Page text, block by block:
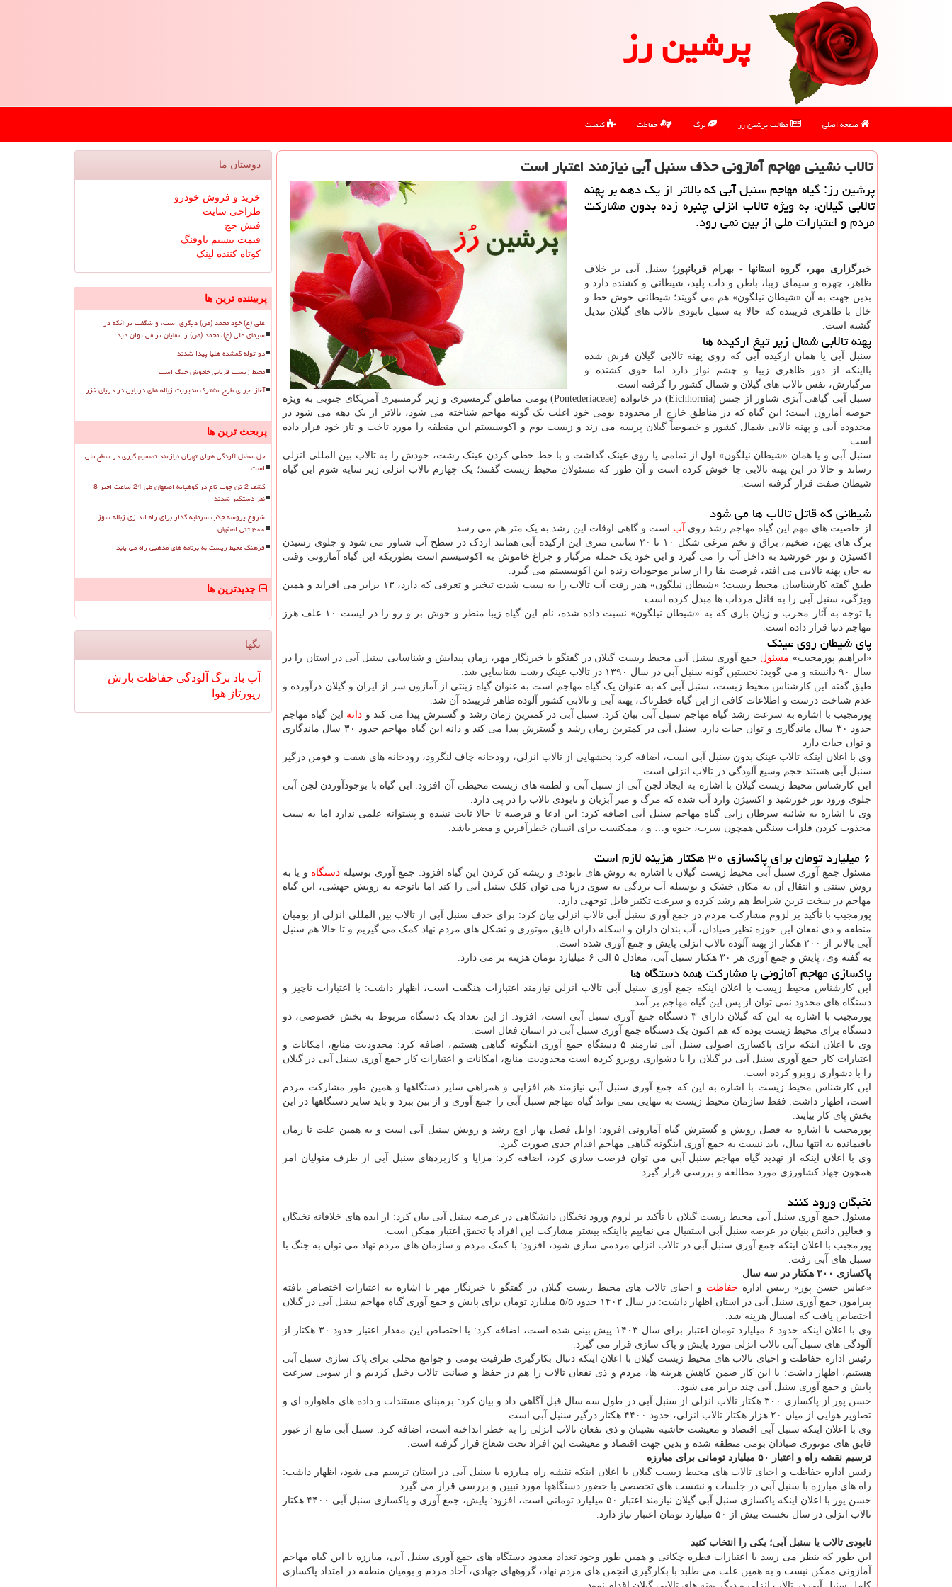
پرشین رز
صفحه اصلی مطالب پرشین رز برگ حفاظت کیفیت
تالاب نشینی مهاجم آمازونی حذف سنبل آبی نیازمند اعتبار است
پرشین رز: گیاه مهاجم سنبل آبی که بالاتر از یک دهه بر پهنه
تالابی گیلان، به ویژه تالاب انزلی چنبره زده بدون مشارکت
مردم و اعتبارات ملی از بین نمی رود.
خبرگزاری مهر، گروه استانها - بهرام قربانپور؛ سنبل آبی بر خلاف
ظاهر، چهره و سیمای زیبا، باطن و ذات پلید، شیطانی و کشنده دارد و
بدین جهت به آن «شیطان نیلگون» هم می گویند؛ شیطانی خوش خط و
خال با ظاهری فریبنده که حالا به سنبل نابودی تالاب های گیلان تبدیل
گشته است.
پهنه تالابی شمال زیر تیغ ارکیده ها
سنبل آبی یا همان ارکیده آبی که روی پهنه تالابی گیلان فرش شده
بااینکه از دور ظاهری زیبا و چشم نواز دارد اما خوی کشنده و
مرگبارش، نفس تالاب های گیلان و شمال کشور را گرفته است.
سنبل آبی گیاهی آبزی شناور از جنس (Eichhornia) در خانواده (Pontederiaceae) بومی مناطق گرمسیری و زیر گرمسیری آمریکای جنوبی به ویژه
حوضه آمازون است؛ این گیاه که در مناطق خارج از محدوده بومی خود اغلب یک گونه مهاجم شناخته می شود، بالاتر از یک دهه می شود در
محدوده آبی و پهنه تالابی شمال کشور و خصوصاً گیلان پرسه می زند و زیست بوم و اکوسیستم این منطقه را مورد تاخت و تاز خود قرار داده
است.
سنبل آبی و یا همان «شیطان نیلگون» اول از تمامی پا روی عینک گذاشت و با خط خطی کردن عینک رشت، خودش را به تالاب بین المللی انزلی
رساند و حالا در این پهنه تالابی جا خوش کرده است و آن طور که مسئولان محیط زیست گفتند؛ یک چهارم تالاب انزلی زیر سایه شوم این گیاه
شیطان صفت قرار گرفته است.
شیطانی که قاتل تالاب ها می شود
از خاصیت های مهم این گیاه مهاجم رشد روی آب است و گاهی اوقات این رشد به یک متر هم می رسد.
برگ های پهن، ضخیم، براق و تخم مرغی شکل ۱۰ تا ۲۰ سانتی متری این ارکیده آبی همانند اردک در سطح آب شناور می شود و جلوی رسیدن
اکسیژن و نور خورشید به داخل آب را می گیرد و این خود یک حمله مرگبار و چراغ خاموش به اکوسیستم است بطوریکه این گیاه آمازونی وقتی
به جان پهنه تالابی می افتد، فرصت بقا را از سایر موجودات زنده این اکوسیستم می گیرد.
طبق گفته کارشناسان محیط زیست؛ «شیطان نیلگون» هدر رفت آب تالاب را به سبب شدت تبخیر و تعرقی که دارد، ۱۳ برابر می افزاید و همین
ویژگی، سنبل آبی را به قاتل مرداب ها مبدل کرده است.
با توجه به آثار مخرب و زیان باری که به «شیطان نیلگون» نسبت داده شده، نام این گیاه زیبا منظر و خوش بر و رو را در لیست ۱۰ علف هرز
مهاجم دنیا قرار داده است.
پای شیطان روی عینک
«ابراهیم پورمجیب» مسئول جمع آوری سنبل آبی محیط زیست گیلان در گفتگو با خبرنگار مهر، زمان پیدایش و شناسایی سنبل آبی در استان را در
سال ۹۰ دانسته و می گوید: نخستین گونه سنبل آبی در سال ۱۳۹۰ در تالاب عینک رشت شناسایی شد.
طبق گفته این کارشناس محیط زیست، سنبل آبی که به عنوان یک گیاه مهاجم است به عنوان گیاه زینتی از آمازون سر از ایران و گیلان درآورده و
عدم شناخت درست و اطلاعات کافی از این گیاه خطرناک، پهنه آبی و تالابی کشور آلوده ظاهر فریبنده آن شد.
پورمجیب با اشاره به سرعت رشد گیاه مهاجم سنبل آبی بیان کرد: سنبل آبی در کمترین زمان رشد و گسترش پیدا می کند و دانه این گیاه مهاجم
حدود ۳۰ سال ماندگاری و توان حیات دارد. سنبل آبی در کمترین زمان رشد و گسترش پیدا می کند و دانه این گیاه مهاجم حدود ۳۰ سال ماندگاری
و توان حیات دارد
وی با اعلان اینکه تالاب عینک بدون سنبل آبی است، اضافه کرد: بخشهایی از تالاب انزلی، رودخانه چاف لنگرود، رودخانه های شفت و فومن درگیر
سنبل آبی هستند حجم وسیع آلودگی در تالاب انزلی است.
این کارشناس محیط زیست گیلان با اشاره به ایجاد لجن آبی از سنبل آبی و لطمه های زیست محیطی آن افزود: این گیاه با بوجودآوردن لجن آبی
جلوی ورود نور خورشید و اکسیژن وارد آب شده که مرگ و میر آبزیان و نابودی تالاب را در پی دارد.
وی با اشاره به شائبه سرطان زایی گیاه مهاجم سنبل آبی اضافه کرد: این ادعا و فرضیه تا حالا ثابت نشده و پشتوانه علمی ندارد اما به سبب
مجذوب کردن فلزات سنگین همچون سرب، جیوه و… و.، ممکنست برای انسان خطرآفرین و مضر باشد.
۶ میلیارد تومان برای پاکسازی ۳۰ هکتار هزینه لازم است
مسئول جمع آوری سنبل آبی محیط زیست گیلان با اشاره به روش های نابودی و ریشه کن کردن این گیاه افزود: جمع آوری بوسیله دستگاه و یا به
روش سنتی و انتقال آن به مکان خشک و بوسیله آب بردگی به سوی دریا می توان کلک سنبل آبی را کند اما باتوجه به رویش جهشی، این گیاه
مهاجم در سخت ترین شرایط هم رشد کرده و سرعت تکثیر قابل توجهی دارد.
پورمجیب با تأکید بر لزوم مشارکت مردم در جمع آوری سنبل آبی تالاب انزلی بیان کرد: برای حذف سنبل آبی از تالاب بین المللی انزلی از بومیان
منطقه و ذی نفعان این حوزه نظیر صیادان، آب بندان داران و اسکله داران قایق موتوری و تشکل های مردم نهاد کمک می گیریم و تا حالا هم سنبل
آبی بالاتر از ۲۰۰ هکتار از پهنه آلوده تالاب انزلی پایش و جمع آوری شده است.
به گفته وی، پایش و جمع آوری هر ۳۰ هکتار سنبل آبی، معادل ۵ الی ۶ میلیارد تومان هزینه بر می دارد.
پاکسازی مهاجم آمازونی با مشارکت همه دستگاه ها
این کارشناس محیط زیست با اعلان اینکه جمع آوری سنبل آبی تالاب انزلی نیازمند اعتبارات هنگفت است، اظهار داشت: با اعتبارات ناچیز و
دستگاه های محدود نمی توان از پس این گیاه مهاجم بر آمد.
پورمجیب با اشاره به این که گیلان دارای ۳ دستگاه جمع آوری سنبل آبی است، افزود: از این تعداد یک دستگاه مربوط به بخش خصوصی، دو
دستگاه برای محیط زیست بوده که هم اکنون یک دستگاه جمع آوری سنبل آبی در استان فعال است.
وی با اعلان اینکه برای پاکسازی اصولی سنبل آبی نیازمند ۵ دستگاه جمع آوری اینگونه گیاهی هستیم، اضافه کرد: محدودیت منابع، امکانات و
اعتبارات کار جمع آوری سنبل آبی در گیلان را با دشواری روبرو کرده است محدودیت منابع، امکانات و اعتبارات کار جمع آوری سنبل آبی در گیلان
را با دشواری روبرو کرده است.
این کارشناس محیط زیست با اشاره به این که جمع آوری سنبل آبی نیازمند هم افزایی و همراهی سایر دستگاهها و همین طور مشارکت مردم
است، اظهار داشت: فقط سازمان محیط زیست به تنهایی نمی تواند گیاه مهاجم سنبل آبی را جمع آوری و از بین ببرد و باید سایر دستگاهها در این
بخش پای کار بیایند.
پورمجیب با اشاره به فصل رویش و گسترش گیاه آمازونی افزود: اوایل فصل بهار اوج رشد و رویش سنبل آبی است و به همین علت تا زمان
باقیمانده به انتها سال، باید نسبت به جمع آوری اینگونه گیاهی مهاجم اقدام جدی صورت گیرد.
وی با اعلان اینکه از تهدید گیاه مهاجم سنبل آبی می توان فرصت سازی کرد، اضافه کرد: مزایا و کاربردهای سنبل آبی از طرف متولیان امر
همچون جهاد کشاورزی مورد مطالعه و بررسی قرار گیرد.
نخبگان ورود کنند
مسئول جمع آوری سنبل آبی محیط زیست گیلان با تأکید بر لزوم ورود نخبگان دانشگاهی در عرصه سنبل آبی بیان کرد: از ایده های خلاقانه نخبگان
و فعالین دانش بنیان در عرصه سنبل آبی استقبال می نماییم بااینکه بیشتر مشارکت این افراد با تحقق اعتبار ممکن است.
پورمجیب با اعلان اینکه جمع آوری سنبل آبی در تالاب انزلی مردمی سازی شود، افزود: با کمک مردم و سازمان های مردم نهاد می توان به جنگ با
سنبل های آبی رفت.
پاکسازی ۳۰۰ هکتار در سه سال
«عباس حسن پور» رییس اداره حفاظت و احیای تالاب های محیط زیست گیلان در گفتگو با خبرنگار مهر با اشاره به اعتبارات اختصاص یافته
پیرامون جمع آوری سنبل آبی در استان اظهار داشت: در سال ۱۴۰۲ حدود ۵/۵ میلیارد تومان برای پایش و جمع آوری گیاه مهاجم سنبل آبی در گیلان
اختصاص یافت که امسال هزینه شد.
وی با اعلان اینکه حدود ۶ میلیارد تومان اعتبار برای سال ۱۴۰۳ پیش بینی شده است، اضافه کرد: با اختصاص این مقدار اعتبار حدود ۳۰ هکتار از
آلودگی های سنبل آبی تالاب انزلی مورد پایش و پاک سازی قرار می گیرد.
رئیس اداره حفاظت و احیای تالاب های محیط زیست گیلان با اعلان اینکه دنبال بکارگیری ظرفیت بومی و جوامع محلی برای پاک سازی سنبل آبی
هستیم، اظهار داشت: با این کار ضمن کاهش هزینه ها، مردم و ذی نفعان تالاب را هم در حفظ و صیانت تالاب دخیل کردیم و از سویی سرعت
پایش و جمع آوری سنبل آبی چند برابر می شود.
حسن پور از پاکسازی ۳۰۰ هکتار تالاب انزلی از سنبل آبی در طول سه سال قبل آگاهی داد و بیان کرد: برمبنای مستندات و داده های ماهواره ای و
تصاویر هوایی از میان ۲۰ هزار هکتار تالاب انزلی، حدود ۴۴۰۰ هکتار درگیر سنبل آبی است.
وی با اعلان اینکه سنبل آبی اقتصاد و معیشت حاشیه نشینان و ذی نفعان تالاب انزلی را به خطر انداخته است، اضافه کرد: سنبل آبی مانع از عبور
قایق های موتوری صیادان بومی منطقه شده و بدین جهت اقتصاد و معیشت این افراد تحت شعاع قرار گرفته است.
ترسیم نقشه راه و اعتبار ۵۰ میلیارد تومانی برای مبارزه
رئیس اداره حفاظت و احیای تالاب های محیط زیست گیلان با اعلان اینکه نقشه راه مبارزه با سنبل آبی در استان ترسیم می شود، اظهار داشت:
راه های مبارزه با سنبل آبی در جلسات و نشست های تخصصی با حضور دستگاهها مورد تبیین و بررسی قرار می گیرد.
حسن پور با اعلان اینکه پاکسازی سنبل آبی گیلان نیازمند اعتبار ۵۰ میلیارد تومانی است، افزود: پایش، جمع آوری و پاکسازی سنبل آبی ۴۴۰۰ هکتار
تالاب انزلی در سال نخست بیش از ۵۰ میلیارد تومان اعتبار نیاز دارد.
نابودی تالاب یا سنبل آبی؛ یکی را انتخاب کنید
این طور که بنظر می رسد با اعتبارات قطره چکانی و همین طور وجود تعداد معدود دستگاه های جمع آوری سنبل آبی، مبارزه با این گیاه مهاجم
آمازونی ممکن نیست و به همین علت می طلبد با بکارگیری انجمن های مردم نهاد، گروههای جهادی، آحاد مردم و بومیان منطقه در امتداد پاکسازی
دوستان ما
خرید و فروش خودرو
طراحی سایت
فیش حج
قیمت بیسیم باوفنگ
کوتاه کننده لینک
پربیننده ترین ها
علی (ع) خود محمد (ص) دیگری است، و شگفت تر آنکه در
سیمای علی (ع)، محمد (ص) را نمایان تر می توان دید
دو توله گمشده هلیا پیدا شدند
محیط زیست قربانی خاموش جنگ است
آغاز اجرای طرح مشترک مدیریت زباله های دریایی در دریای خزر
پربحث ترین ها
حل معضل آلودگی هوای تهران نیازمند تصمیم گیری در سطح ملی
است
کشف 2 تن چوب تاغ در کوهپایه اصفهان طی 24 ساعت اخیر 8
نفر دستگیر شدند
شروع پروسه جذب سرمایه گذار برای راه اندازی زباله سوز
۳۰۰ تنی اصفهان
فرهنگ محیط زیست به برنامه های مذهبی راه می یابد
جدیدترین ها
تگها
آب باد برگ آلودگی حفاظت بارش
رپورتاژ هوا